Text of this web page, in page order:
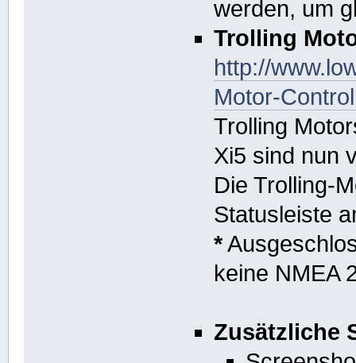
werden, um
Trolling
http://
Motor-
Trolling
Xi5 sind nun
Die Trolling-
Statusleiste
*
keine NMEA
Zusätzliche